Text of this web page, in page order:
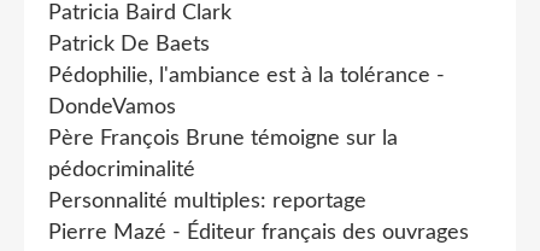
Patricia Baird Clark
Patrick De Baets
Pédophilie, l'ambiance est à la tolérance -
DondeVamos
Père François Brune témoigne sur la
pédocriminalité
Personnalité multiples: reportage
Pierre Mazé - Éditeur français des ouvrages